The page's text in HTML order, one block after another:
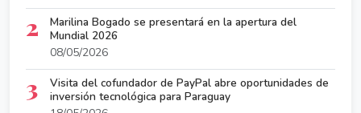
2
Marilina Bogado se presentará en la apertura del
Mundial 2026
08/05/2026
3
Visita del cofundador de PayPal abre oportunidades de
inversión tecnológica para Paraguay